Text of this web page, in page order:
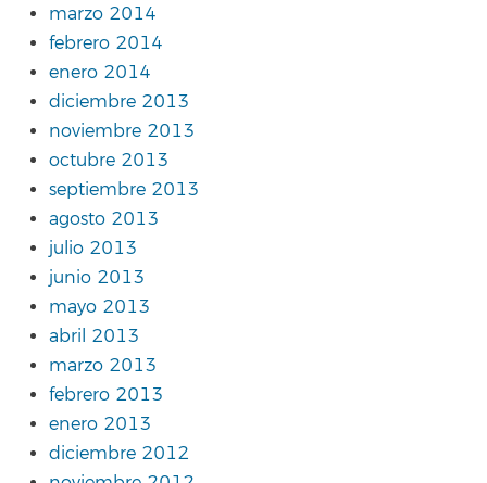
marzo 2014
febrero 2014
enero 2014
diciembre 2013
noviembre 2013
octubre 2013
septiembre 2013
agosto 2013
julio 2013
junio 2013
mayo 2013
abril 2013
marzo 2013
febrero 2013
enero 2013
diciembre 2012